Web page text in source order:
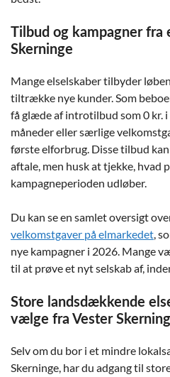
Tilbud og kampagner
Skerninge
Mange elselskaber tilbyder
tiltrække nye kunder. Som
få glæde af introtilbud som 0 kr.
måneder eller særlige
første elforbrug. Disse tilbud
aftale, men husk at tjekke, hvad
kampagneperioden udløber.
Du kan se en samlet oversigt
velkomstgaver på elmarkedet,
nye kampagner i 2026. Mange
til at prøve et nyt selskab af,
Store landsdækkende
vælge fra Vester
Selv om du bor i et mindre
Skerninge, har du adgang til